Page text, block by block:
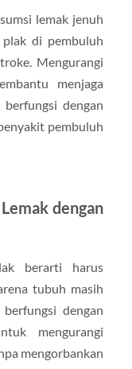
lemak jenuh
di pembuluh
Mengurangi
menjaga
dengan
pembuluh
dengan
berarti harus
tubuh masih
dengan
mengurangi
mengorbankan